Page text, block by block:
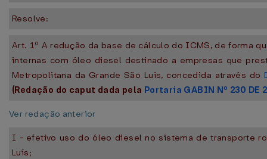
Resolve:
Art. 1º A redução da base de cálculo do ICMS, de forma
internas com óleo diesel destinado a empresas que
Metropolitana da Grande São Luís, concedida através do
(Redação do caput dada pela Portaria GABIN Nº 230 DE
Ver redação anterior
I - efetivo uso do óleo diesel no sistema de transporte
Luís;